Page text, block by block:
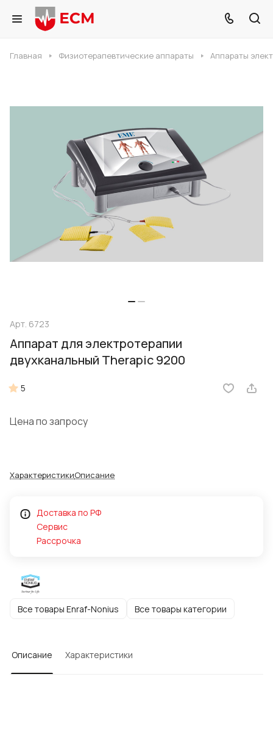
Главная Физиотерапевтические аппараты Аппараты
Арт. 6723
Аппарат для электротерапии
двухканальный Therapic 9200
5
Цена по запросу
ХарактеристикиОписание
Доставка по РФ
Сервис
Рассрочка
Все товары Enraf-Nonius Все товары категории
Описание Характеристики